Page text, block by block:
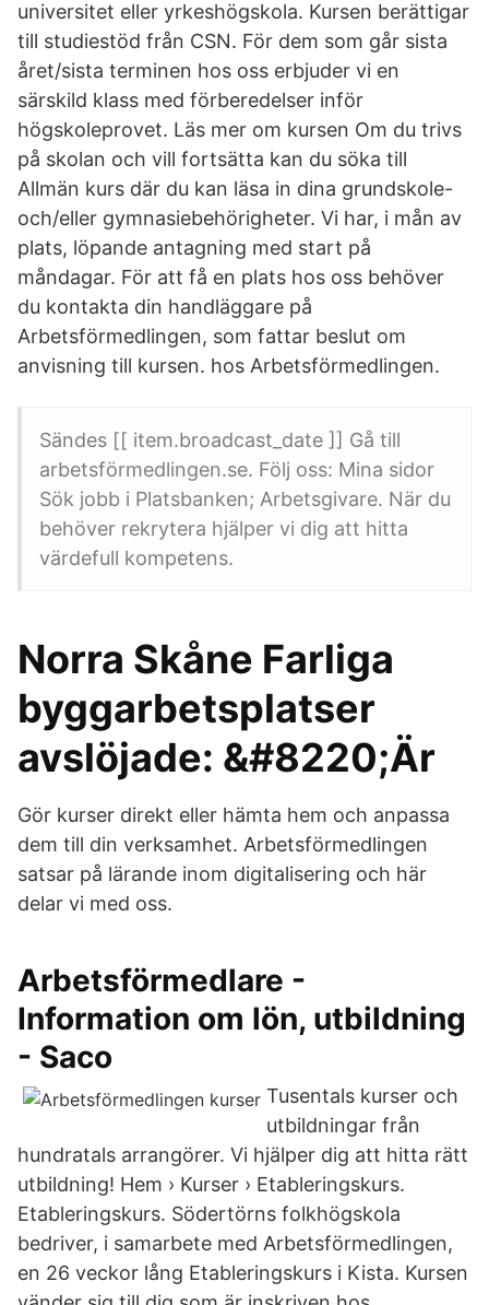
universitet eller yrkeshögskola. Kursen berättigar
till studiestöd från CSN. För dem som går sista
året/sista terminen hos oss erbjuder vi en
särskild klass med förberedelser inför
högskoleprovet. Läs mer om kursen Om du trivs
på skolan och vill fortsätta kan du söka till
Allmän kurs där du kan läsa in dina grundskole-
och/eller gymnasiebehörigheter. Vi har, i mån av
plats, löpande antagning med start på
måndagar. För att få en plats hos oss behöver
du kontakta din handläggare på
Arbetsförmedlingen, som fattar beslut om
anvisning till kursen. hos Arbetsförmedlingen.
Sändes [[ item.broadcast_date ]] Gå till
arbetsförmedlingen.se. Följ oss: Mina sidor
Sök jobb i Platsbanken; Arbetsgivare. När du
behöver rekrytera hjälper vi dig att hitta
värdefull kompetens.
Norra Skåne Farliga
byggarbetsplatser
avslöjade: &#8220;Är
Gör kurser direkt eller hämta hem och anpassa
dem till din verksamhet. Arbetsförmedlingen
satsar på lärande inom digitalisering och här
delar vi med oss.
Arbetsförmedlare -
Information om lön, utbildning
- Saco
Tusentals kurser och
utbildningar från
hundratals arrangörer. Vi hjälper dig att hitta rätt
utbildning! Hem › Kurser › Etableringskurs.
Etableringskurs. Södertörns folkhögskola
bedriver, i samarbete med Arbetsförmedlingen,
en 26 veckor lång Etableringskurs i Kista. Kursen